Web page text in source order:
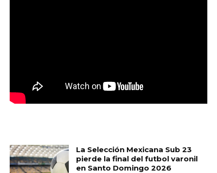
La Selección Mexicana Sub 23
pierde la final del futbol varonil
en Santo Domingo 2026